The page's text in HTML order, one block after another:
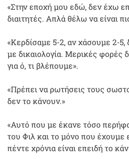
«Στην εποχή μου εδώ, δεν έχω
διαιτητές. Απλά θέλω να είναι
«Κερδίσαμε 5-2, αν χάσουμε 2-5,
με δικαιολογία. Μερικές φορές
για ό, τι βλέπουμε».
«Πρέπει να ρωτήσεις τους
δεν το κάνουν.»
«Αυτό που με έκανε τόσο
του Φιλ και το μόνο που έχουμε
πέντε χρόνια είναι επειδή το